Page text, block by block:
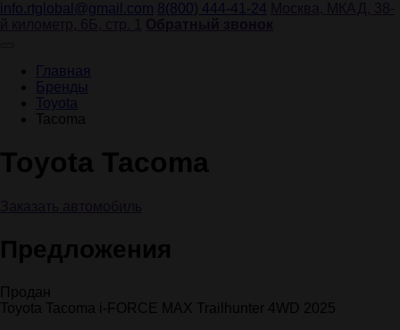
info.rtglobal@gmail.com 8(800) 444-41-24
Главная
Бренды
Toyota
Tacoma
Toyota Tacoma
Предложения
Продан
Toyota Tacoma i-FORCE MAX Trailhunter 4WD 2025